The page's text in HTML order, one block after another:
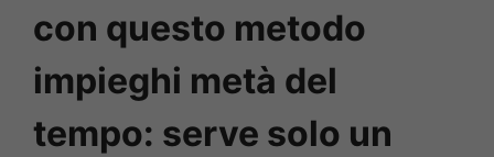
con questo metodo
impieghi metà del
tempo: serve solo un